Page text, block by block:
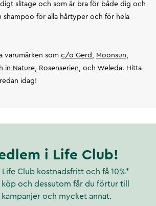
slitage och som är bra för både dig och
shampoo för alla hårtyper och för hela
varumärken som c/o Gerd , Moonsun,
in Nature, Rosenserien, och Weleda. Hitta
idag!
i Life Club!
Life Club kostnadsfritt och få 10%*
och dessutom får du förtur till
och mycket annat.